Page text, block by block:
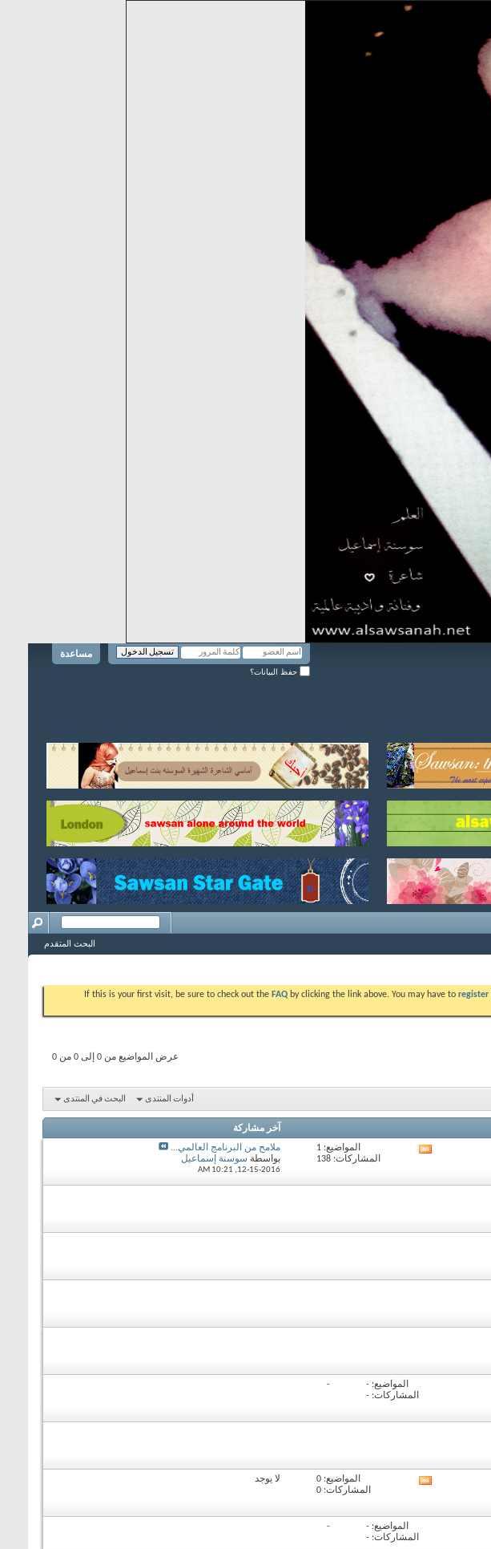
مساعدة
حفظ البيانات؟
البحث المتقدم
If this is your first visit, be sure to check out the FAQ by clicking the link above. You may have to register
عرض المواضيع من 0 إلى 0 من 0
أدوات المنتدى البحث في المنتدى
آخر مشاركة
المنتدى
المواضيع: 1
المشاركات: 138
ملامح من البرنامج العالمي...
بواسطة سوسنة إسماعيل
12-15-2016,
10:21 AM
المواضيع: -
المشاركات: -
-
المنتدى
المواضيع: 0
المشاركات: 0
لا يوجد
المواضيع: -
المشاركات: -
-